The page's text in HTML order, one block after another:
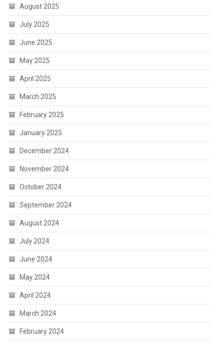
August 2025
July 2025
June 2025
May 2025
April 2025
March 2025
February 2025
January 2025
December 2024
November 2024
October 2024
September 2024
August 2024
July 2024
June 2024
May 2024
April 2024
March 2024
February 2024